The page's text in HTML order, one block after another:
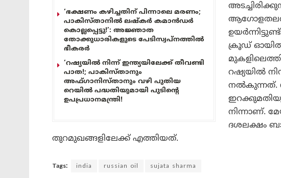
‘ഭക്ഷണം കഴിച്ചതിന് പിന്നാലെ മരണം;
പാകിസ്താനിൽ ലഷ്കർ കമാൻഡർ
കൊല്ലപ്പെട്ടു!’: അജ്ഞാത
തോക്കുധാരികളുടെ പേടിസ്വപ്നത്തിൽ
ഭീകരർ
‘റഷ്യയിൽ നിന്ന് ഇന്ത്യയിലേക്ക് തീവണ്ടി
പാത!; പാകിസ്താനും
അഫ്ഗാനിസ്താനും വഴി പുതിയ
റെയിൽ പദ്ധതിയുമായി പുടിന്റെ
ഉപപ്രധാനമന്ത്രി!
ക്രൂഡ് ഓയിൽ
റഷ്യയിൽ
നൽകുന്നത്.
നിന്നാണ്.
ദശലക്ഷം
തുറമുഖങ്ങളിലേക്ക് എത്തിയത്.
Tags: india russian oil sujata sharma